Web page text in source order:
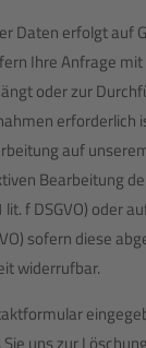
Daten erfolgt auf
Ihre Anfrage
oder zur
erforderlich
auf
Bearbeitung
f DSGVO) oder
sofern diese
widerrufbar.